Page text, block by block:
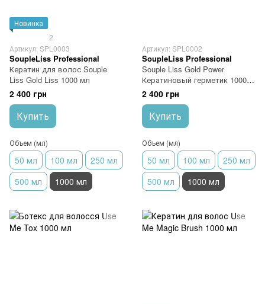
Новинка
2
Артикул: SPL0003
SoupleLiss Professional
Кератин для волос Souple
Liss Gold Liss 1000 мл
2 400 грн
Купить
Объем (мл)
50 мл 100 мл
250 мл
500 мл
1000 мл
Артикул: SPL0002
SoupleLiss Professional
Souple Liss Gold Power
Кератиновый герметик 1000
мл
2 400 грн
Купить
Объем (мл)
50 мл 100 мл
250 мл
500 мл
1000 мл